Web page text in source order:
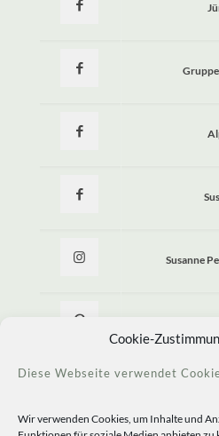
Cookie-
Diese Webseite verwendet
Wir verwenden Cookies, um Inhalte und
Susanne